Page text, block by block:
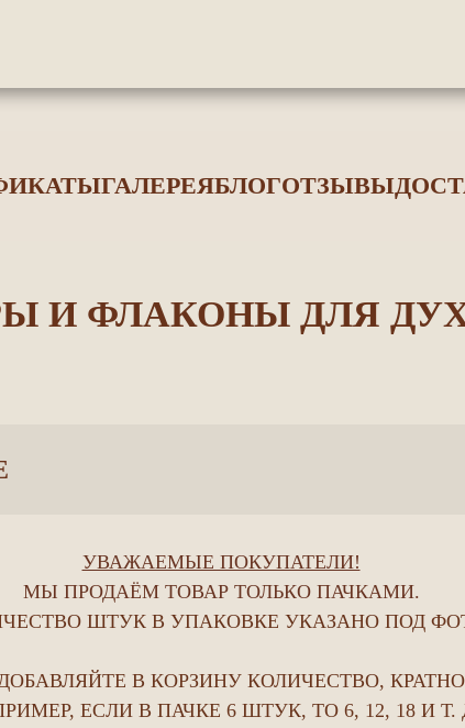
ГАЛЕРЕЯБЛОГОТЗЫВЫ
И ФЛАКОНЫ ДЛЯ
УВАЖАЕМЫЕ ПОКУПАТЕЛИ!
МЫ ПРОДАЁМ ТОВАР ТОЛЬКО ПАЧКАМИ.
ШТУК В УПАКОВКЕ УКАЗАНО ПОД
В КОРЗИНУ КОЛИЧЕСТВО,
ЕСЛИ В ПАЧКЕ 6 ШТУК, ТО 6, 12, 18 И Т.